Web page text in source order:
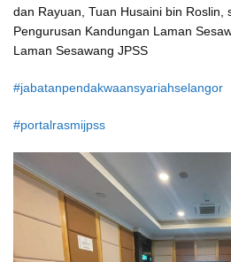
dan Rayuan, Tuan Husaini bin Roslin,
Pengurusan Kandungan Laman
Laman Sesawang JPSS
#jabatanpendakwaansyariahselangor
#portalrasmijpss